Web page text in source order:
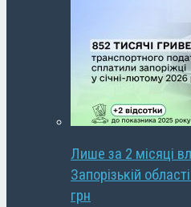
Лише за 2 місяці
Запорізькій
грн